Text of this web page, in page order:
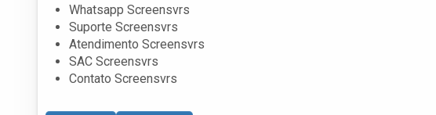
Whatsapp Screensvrs
Suporte Screensvrs
Atendimento Screensvrs
SAC Screensvrs
Contato Screensvrs